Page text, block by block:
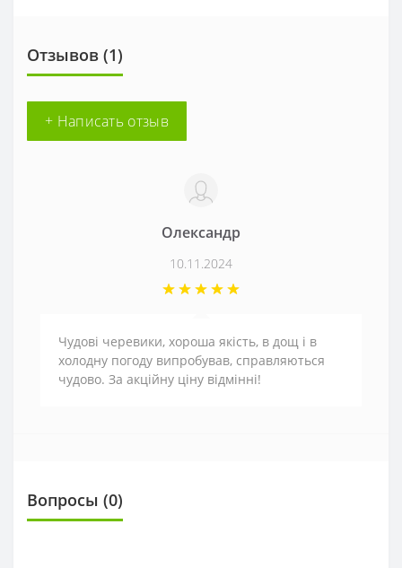
Отзывов (1)
+ Написать отзыв
Олександр
10.11.2024
Чудові черевики, хороша якість, в дощ і в
холодну погоду випробував, справляються
чудово. За акційну ціну відмінні!
Вопросы (0)